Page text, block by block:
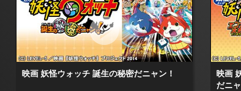
映画 妖怪ウォッチ 誕生の秘密だニャン！
映画
だニ